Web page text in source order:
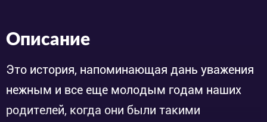
Описание
Это история, напоминающая дань уважения
нежным и все еще молодым годам наших
родителей, когда они были такими